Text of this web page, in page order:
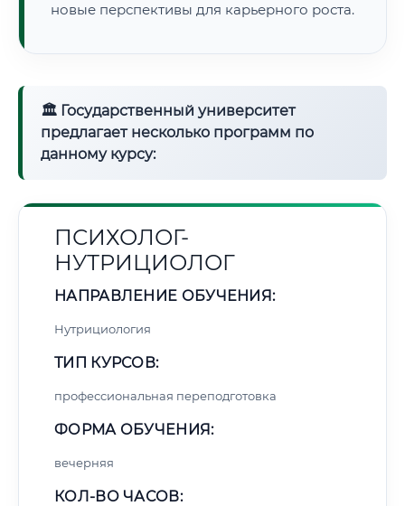
новые перспективы для карьерного роста.
🏛 Государственный университет
предлагает несколько программ по
данному курсу:
ПСИХОЛОГ-
НУТРИЦИОЛОГ
НАПРАВЛЕНИЕ ОБУЧЕНИЯ:
Нутрициология
ТИП КУРСОВ:
профессиональная переподготовка
ФОРМА ОБУЧЕНИЯ:
вечерняя
КОЛ-ВО ЧАСОВ: